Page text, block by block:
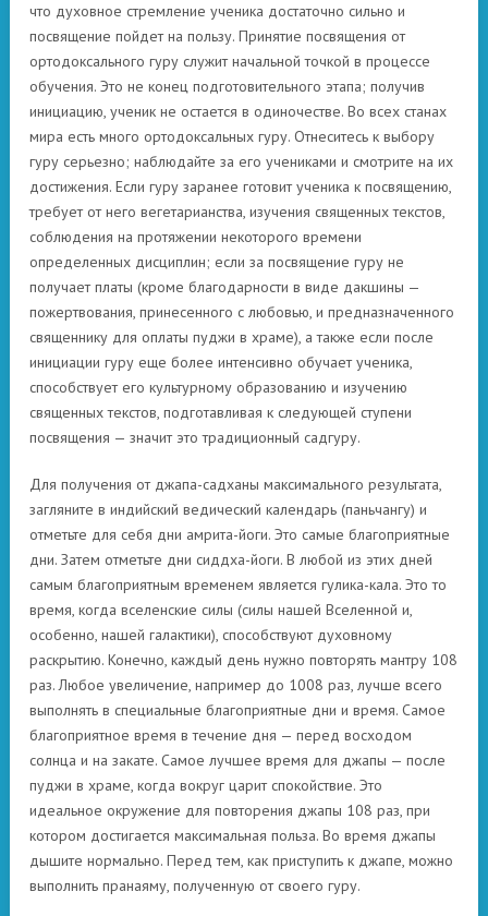
что духовное стремление ученика достаточно сильно и
посвящение пойдет на пользу. Принятие посвящения от
ортодоксального гуру служит начальной точкой в процессе
обучения. Это не конец подготовительного этапа; получив
инициацию, ученик не остается в одиночестве. Во всех станах
мира есть много ортодоксальных гуру. Отнеситесь к выбору
гуру серьезно; наблюдайте за его учениками и смотрите на их
достижения. Если гуру заранее готовит ученика к посвящению,
требует от него вегетарианства, изучения священных текстов,
соблюдения на протяжении некоторого времени
определенных дисциплин; если за посвящение гуру не
получает платы (кроме благодарности в виде дакшины —
пожертвования, принесенного с любовью, и предназначенного
священнику для оплаты пуджи в храме), а также если после
инициации гуру еще более интенсивно обучает ученика,
способствует его культурному образованию и изучению
священных текстов, подготавливая к следующей ступени
посвящения — значит это традиционный садгуру.
Для получения от джапа-садханы максимального результата,
загляните в индийский ведический календарь (паньчангу) и
отметьте для себя дни амрита-йоги. Это самые благоприятные
дни. Затем отметьте дни сиддха-йоги. В любой из этих дней
самым благоприятным временем является гулика-кала. Это то
время, когда вселенские силы (силы нашей Вселенной и,
особенно, нашей галактики), способствуют духовному
раскрытию. Конечно, каждый день нужно повторять мантру 108
раз. Любое увеличение, например до 1008 раз, лучше всего
выполнять в специальные благоприятные дни и время. Самое
благоприятное время в течение дня — перед восходом
солнца и на закате. Самое лучшее время для джапы — после
пуджи в храме, когда вокруг царит спокойствие. Это
идеальное окружение для повторения джапы 108 раз, при
котором достигается максимальная польза. Во время джапы
дышите нормально. Перед тем, как приступить к джапе, можно
выполнить пранаяму, полученную от своего гуру.